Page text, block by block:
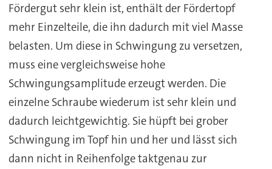
Fördergut sehr klein ist, enthält der Fördertopf
mehr Einzelteile, die ihn dadurch mit viel Masse
belasten. Um diese in Schwingung zu versetzen,
muss eine vergleichsweise hohe
Schwingungsamplitude erzeugt werden. Die
einzelne Schraube wiederum ist sehr klein und
dadurch leichtgewichtig. Sie hüpft bei grober
Schwingung im Topf hin und her und lässt sich
dann nicht in Reihenfolge taktgenau zur